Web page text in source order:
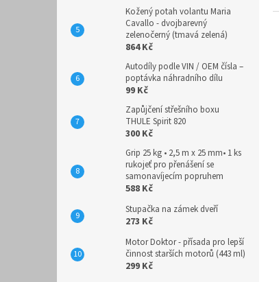
Kožený potah volantu Maria
Cavallo - dvojbarevný
zelenočerný (tmavá zelená)
864 Kč
Autodíly podle VIN / OEM čísla –
poptávka náhradního dílu
99 Kč
Zapůjčení střešního boxu
THULE Spirit 820
300 Kč
Grip 25 kg • 2,5 m x 25 mm• 1 ks
rukojeť pro přenášení se
samonavíjecím popruhem
588 Kč
Stupačka na zámek dveří
273 Kč
Motor Doktor - přísada pro lepší
činnost starších motorů (443 ml)
299 Kč